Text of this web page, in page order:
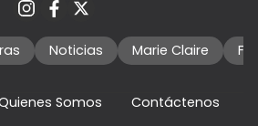
Noticias Marie Claire
Somos
Contáctenos